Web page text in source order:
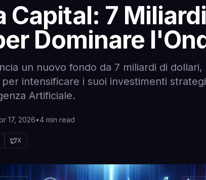
Capital: 7
Dominare
un nuovo fondo da 7 miliardi di
intensificare i suoi investimenti
Artificiale.
17, 2026•4 min read
X